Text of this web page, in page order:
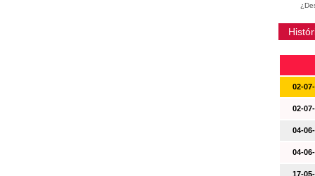
02-
02-
04-
04-
17-